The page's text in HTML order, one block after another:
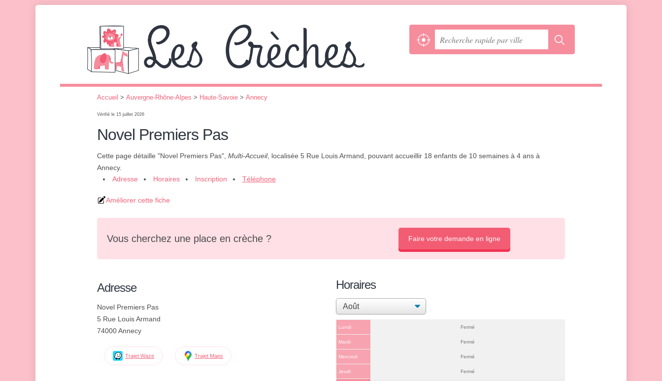
Accueil > Auvergne-Rhône-Alpes > Haute-Savoie > Annecy
Vérifié le 15 juillet 2026
Novel Premiers Pas
Cette page détaille "Novel Premiers Pas", Multi-Accueil, localisée 5 Rue Louis Armand, pouvant accueillir 18 enfants de 10 semaines à 4 ans à
Annecy.
Adresse
Horaires Inscription Téléphone
Améliorer cette fiche
Vous cherchez une place en crèche ? Faire votre demande en ligne
Adresse
Novel Premiers Pas
5 Rue Louis Armand
74000 Annecy
Trajet Waze Trajet Maps
Horaires
Lundi Fermé
Mardi Fermé
Mercredi Fermé
Jeudi Fermé